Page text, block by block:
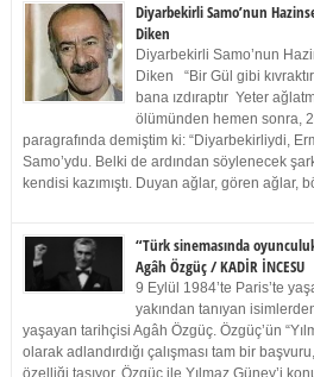
Diyarbekirli Samo’nun
Diken
Diyarbekirli Samo’nun
Diken “Bir Gül gibi
bana ızdıraptır Yeter
ölümünden hemen sonra,
paragrafında demiştim ki: “Diyarbekirliydi,
Samo’ydu. Belki de ardından söylenecek
kendisi kazımıştı. Duyan ağlar, gören ağlar,
“Türk sinemasında
Agâh Özgüç / KADİR İNCESU
9 Eylül 1984’te Paris’te
yakından tanıyan
yaşayan tarihçisi Agâh Özgüç. Özgüç’ün
olarak adlandırdığı çalışması tam bir
özelliği taşıyor. Özgüç ile Yılmaz Güney’i